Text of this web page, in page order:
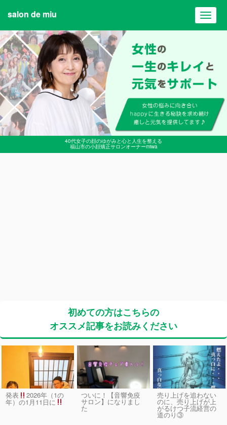
40代女子の顔のゆがみと心と人生を整える
福山市の小顔矯正サロンオーナーmiwa
salon de miu
初めての方はこちらの
オススメ記事をお読みください
発表 2026年（1の
年）の1月11日に
ついに！【音響免疫
サロン】になりまし
た
売り上げを追わない
のに、売り上げが上
がるけつ子流経営の
道のり③